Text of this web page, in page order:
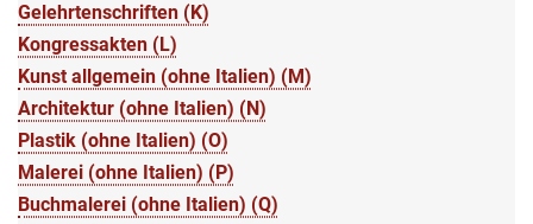
Gelehrtenschriften (K)
Kongressakten (L)
Kunst allgemein (ohne Italien) (M)
Architektur (ohne Italien) (N)
Plastik (ohne Italien) (O)
Malerei (ohne Italien) (P)
Buchmalerei (ohne Italien) (Q)